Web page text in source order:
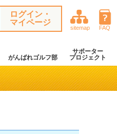
FAQ
sitemap
ログイン・
マイページ
がんばれゴルフ部
サポーター
プロジェクト